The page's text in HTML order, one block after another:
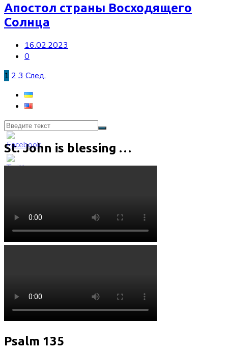
Апостол страны Восходящего
Солнца
16.02.2023
0
Пагинация
записей
1 2 3 След.
St. John is blessing …
Psalm 135